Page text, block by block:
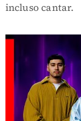
incluso cantar.